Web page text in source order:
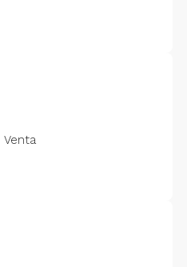
Venta